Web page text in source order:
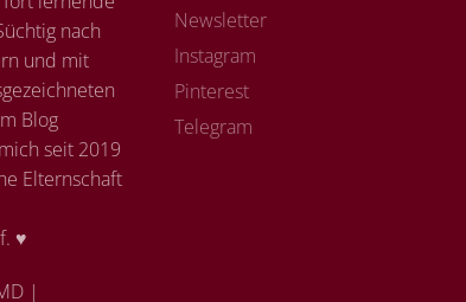
nach
und mit
Blog
seit 2019
Elternschaft
♥
|
Newsletter
Instagram
Pinterest
Telegram